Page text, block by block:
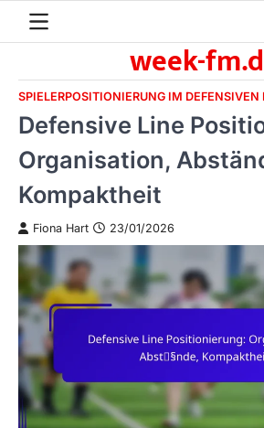
week-
SPIELERPOSITIONIERUNG IM DEFENSIVEN
Defensive Line
Organisation,
Kompaktheit
Fiona Hart 23/01/2026